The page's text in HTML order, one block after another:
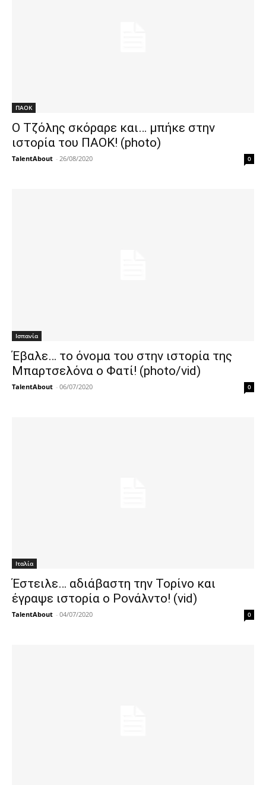
ΠΑΟΚ
Ο Τζόλης σκόραρε και… μπήκε στην
ιστορία του ΠΑΟΚ! (photo)
TalentAbout - 26/08/2020 0
Ισπανία
Έβαλε… το όνομα του στην ιστορία της
Μπαρτσελόνα ο Φατί! (photo/vid)
TalentAbout - 06/07/2020 0
Ιταλία
Έστειλε… αδιάβαστη την Τορίνο και
έγραψε ιστορία ο Ρονάλντο! (vid)
TalentAbout - 04/07/2020 0